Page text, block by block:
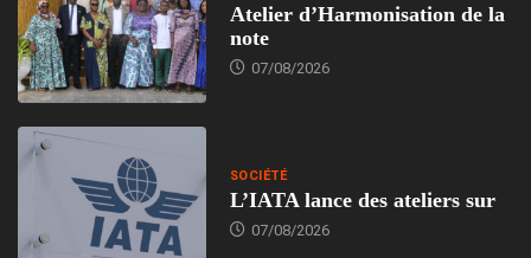
Atelier d’Harmonisation de la
note
07/08/2026
SOCIÉTÉ
L’IATA lance des ateliers sur
07/08/2026